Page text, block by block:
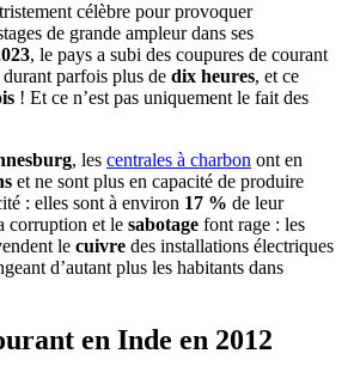
célèbre pour provoquer
de grande ampleur dans ses
, le pays a subi des coupures de courant
durant parfois plus de dix heures, et ce
! Et ce n’est pas uniquement le fait des
, les centrales à charbon ont en
et ne sont plus en capacité de produire
: elles sont à environ 17 % de leur
corruption et le sabotage font rage : les
le cuivre des installations électriques
d’autant plus les habitants dans
en Inde en 2012